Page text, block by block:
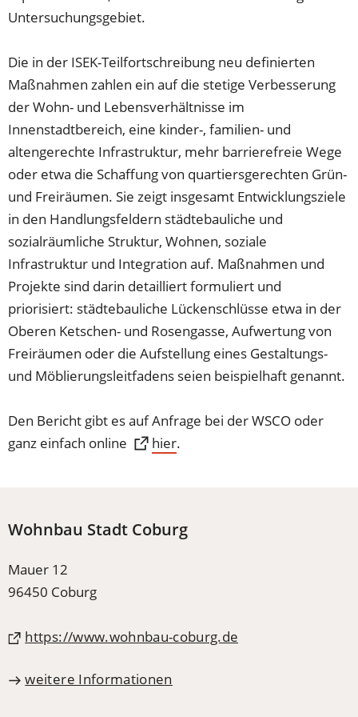
Untersuchungsgebiet.
Die in der ISEK-Teilfortschreibung neu definierten
Maßnahmen zahlen ein auf die stetige Verbesserung
der Wohn- und Lebensverhältnisse im
Innenstadtbereich, eine kinder-, familien- und
altengerechte Infrastruktur, mehr barrierefreie Wege
oder etwa die Schaffung von quartiersgerechten Grün-
und Freiräumen. Sie zeigt insgesamt Entwicklungsziele
in den Handlungsfeldern städtebauliche und
sozialräumliche Struktur, Wohnen, soziale
Infrastruktur und Integration auf. Maßnahmen und
Projekte sind darin detailliert formuliert und
priorisiert: städtebauliche Lückenschlüsse etwa in der
Oberen Ketschen- und Rosengasse, Aufwertung von
Freiräumen oder die Aufstellung eines Gestaltungs-
und Möblierungsleitfadens seien beispielhaft genannt.
Den Bericht gibt es auf Anfrage bei der WSCO oder
ganz einfach online
hier
(Öffnet
Tab)
.
Wohnbau Stadt Coburg
Mauer 12
96450 Coburg
https://www.wohnbau-coburg.de
(Öffnet
einem
weitere Informationen